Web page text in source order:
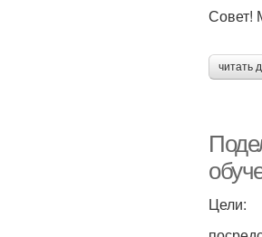
Совет!
читать
Цели: